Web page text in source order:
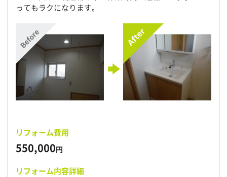
ってもラクになります。
リフォーム費用
550,000円
リフォーム内容詳細